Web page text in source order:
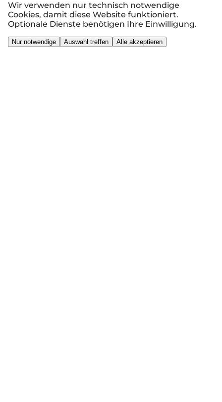
Wir verwenden nur technisch notwendige
Cookies, damit diese Website funktioniert.
Optionale Dienste benötigen Ihre Einwilligung.
Nur notwendige Auswahl treffen Alle akzeptieren